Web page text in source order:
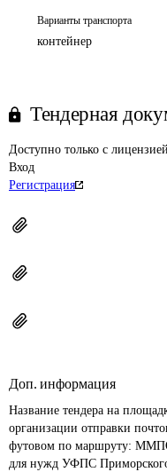
Варианты транспорта
контейнер
Тендерная
Доступно только с
Вход
Регистрация
Доп. информация
Название тендера на
организации отправки
футовом по маршруту:
для нужд УФПС